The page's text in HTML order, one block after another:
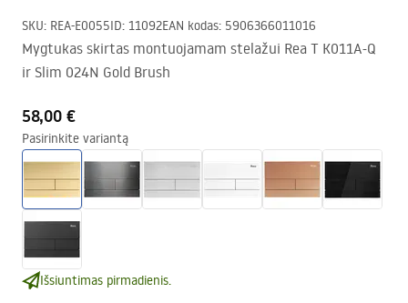
SKU: REA-E0055ID: 11092EAN kodas: 5906366011016
Mygtukas skirtas montuojamam stelažui Rea T K011A-Q
ir Slim 024N Gold Brush
58,00 €
Pasirinkite variantą
Išsiuntimas pirmadienis.